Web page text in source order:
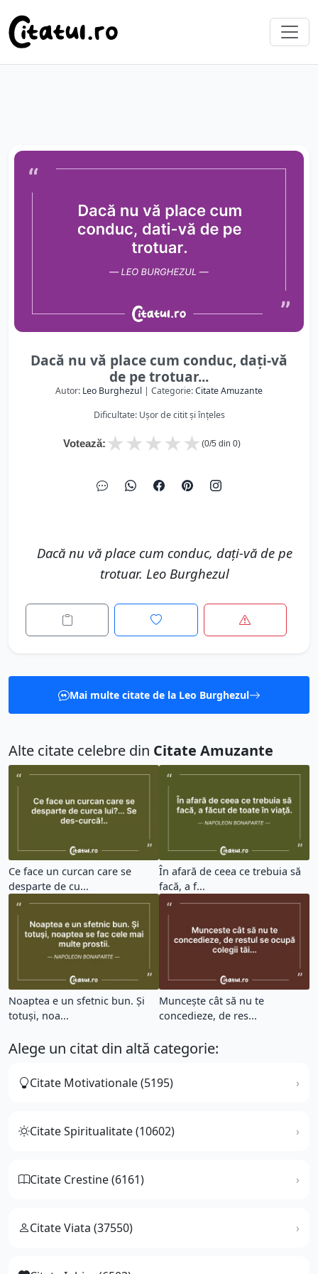
Dacă nu vă place cum conduc, dați-vă
de pe trotuar...
Autor: Leo Burghezul | Categorie:Citate Amuzante
Dificultate: Ușor de citit și înțeles
Votează: ★
★
★
★
★ (0/5 din 0)
Dacă nu vă place cum conduc, dați-vă de pe
trotuar. Leo Burghezul
Mai multe citate de la Leo Burghezul
Alte citate celebre din Citate Amuzante
Ce face un curcan care se
desparte de cu...
În afară de ceea ce trebuia să
facă, a f...
Noaptea e un sfetnic bun. Şi
totuşi, noa...
Muncește cât să nu te
concedieze, de res...
Alege un citat din altă categorie:
Citate Motivationale (5195)
Citate Spiritualitate (10602)
Citate Crestine (6161)
Citate Viata (37550)